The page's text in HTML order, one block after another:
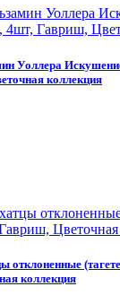
Уоллера
коллекция
отклоненные
коллекция